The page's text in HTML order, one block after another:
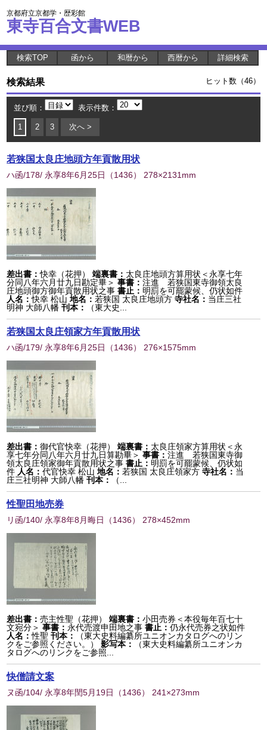
京都府立京都学・歴彩館
東寺百合文書WEB
検索TOP 函から 和暦から 西暦から 詳細検索
検索結果 ヒット数（46）
並び順： 表示件数：
1 2 3 次へ >
若狭国太良庄地頭方年貢散用状
ハ函/178/ 永享8年6月25日 （1436） 278×2131mm
差出書：快幸（花押） 端裏書： 太良庄地頭方算用状＜永享七年
分同八年六月廿九日勘定畢＞ 事書：注進 若狭国東寺御領太良
庄地頭御方御年貢散用状之事 書止： 明罰を可罷蒙候、仍状如件
人名：快幸 松山 地名：若狭国 太良庄地頭方 寺社名： 当庄三社
明神 大師八幡 刊本： （東大史...
若狭国太良庄領家方年貢散用状
ハ函/179/ 永享8年6月25日 （1436） 276×1575mm
差出書：御代官快幸（花押） 端裏書： 太良庄領家方算用状＜永
享七年分同八年六月廿九日算勘畢＞ 事書：注進 若狭国東寺御
領太良庄領家御年貢散用状之事 書止： 明罰を可罷蒙候、仍状如
件 人名：代官快幸 松山 地名：若狭国 太良庄領家方 寺社名： 当
庄三社明神 大師八幡 刊本： （...
性聖田地売券
リ函/140/ 永享8年8月晦日 （1436） 278×452mm
差出書：売主性聖（花押） 端裏書：小田売券＜本役毎年百七十
文宛分＞ 事書： 永代売渡申田地之事 書止：仍永代売券之状如件
人名：性聖 刊本：
（東大史料編纂所ユニオンカタログへのリン
クをご参照ください。）
影写本：
（東大史料編纂所ユニオンカ
タログへのリンクをご参照...
快僧請文案
ヌ函/104/ 永享8年閏5月19日 （1436） 241×273mm